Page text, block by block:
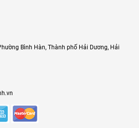
Bình Hàn, Thành phố Hải Dương, Hải